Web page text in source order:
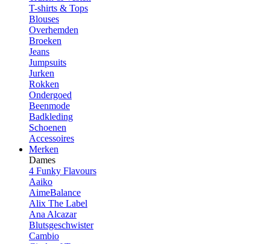
T-shirts & Tops
Blouses
Overhemden
Broeken
Jeans
Jumpsuits
Jurken
Rokken
Ondergoed
Beenmode
Badkleding
Schoenen
Accessoires
Merken
Dames
4 Funky Flavours
Aaiko
AimeBalance
Alix The Label
Ana Alcazar
Blutsgeschwister
Cambio